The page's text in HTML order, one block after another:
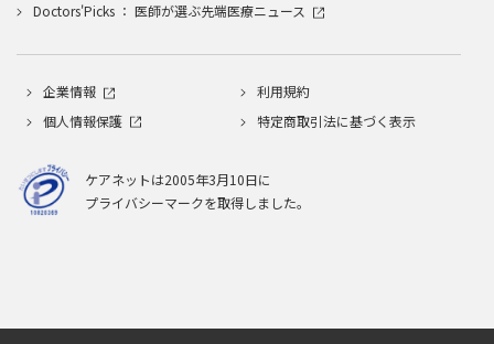
Doctors'Picks ： 医師が選ぶ先端医療ニュース
企業情報
利用規約
個人情報保護
特定商取引法に基づく表示
ケアネットは2005年3月10日に
プライバシーマークを取得しました。